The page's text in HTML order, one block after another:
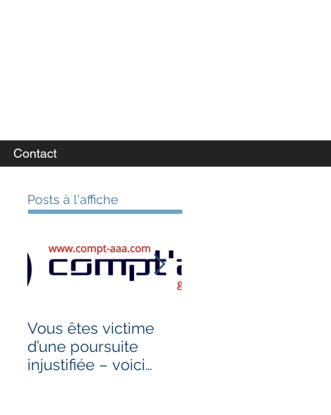
Contact
Posts à l'affiche
Vous êtes victime
d’une poursuite
injustifiée – voici